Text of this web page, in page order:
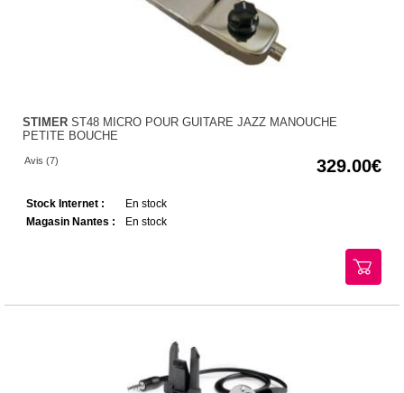
STIMER ST48 MICRO POUR GUITARE JAZZ MANOUCHE
PETITE BOUCHE
Avis (7) 329.00
Stock Internet :
En stock
Magasin Nantes :
En stock